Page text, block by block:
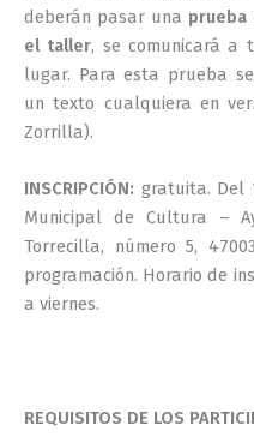
deberán pasar una prueba
el taller, se comunicará a
lugar. Para esta prueba
un texto cualquiera en
Zorrilla).
INSCRIPCIÓN: gratuita. Del
Municipal de Cultura –
Torrecilla, número 5,
programación. Horario de
a viernes.
REQUISITOS DE LOS